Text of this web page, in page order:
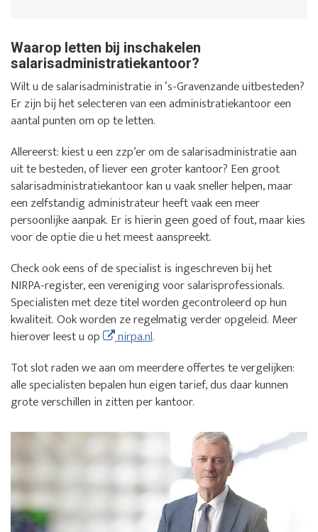
Waarop letten bij inschakelen
salarisadministratiekantoor?
Wilt u de salarisadministratie in ‘s-Gravenzande uitbesteden?
Er zijn bij het selecteren van een administratiekantoor een
aantal punten om op te letten.
Allereerst: kiest u een zzp’er om de salarisadministratie aan
uit te besteden, of liever een groter kantoor? Een groot
salarisadministratiekantoor kan u vaak sneller helpen, maar
een zelfstandig administrateur heeft vaak een meer
persoonlijke aanpak. Er is hierin geen goed of fout, maar kies
voor de optie die u het meest aanspreekt.
Check ook eens of de specialist is ingeschreven bij het
NIRPA-register, een vereniging voor salarisprofessionals.
Specialisten met deze titel worden gecontroleerd op hun
kwaliteit. Ook worden ze regelmatig verder opgeleid. Meer
hierover leest u op
nirpa.nl.
Tot slot raden we aan om meerdere offertes te vergelijken:
alle specialisten bepalen hun eigen tarief, dus daar kunnen
grote verschillen in zitten per kantoor.